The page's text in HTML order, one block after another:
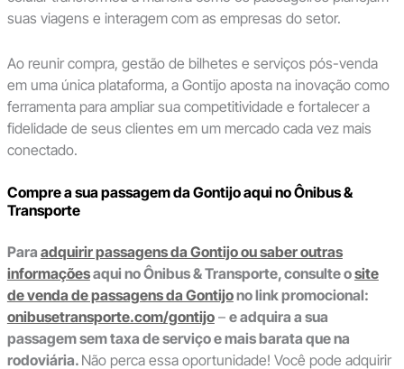
suas viagens e interagem com as empresas do setor.
Ao reunir compra, gestão de bilhetes e serviços pós-venda
em uma única plataforma, a Gontijo aposta na inovação como
ferramenta para ampliar sua competitividade e fortalecer a
fidelidade de seus clientes em um mercado cada vez mais
conectado.
Compre a sua passagem da Gontijo aqui no Ônibus &
Transporte
Para adquirir passagens da Gontijo ou saber outras
informaçõesaqui no Ônibus & Transporte, consulte osite
de venda de passagens da Gontijono link promocional:
onibusetransporte.com/gontijo– e adquira a sua
passagem sem taxa de serviço e mais barata que na
rodoviária. Não perca essa oportunidade! Você pode adquirir